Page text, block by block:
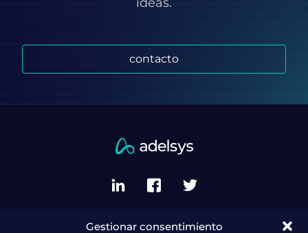
Gestionar consentimiento
contacto
Política de privacidad del sitio